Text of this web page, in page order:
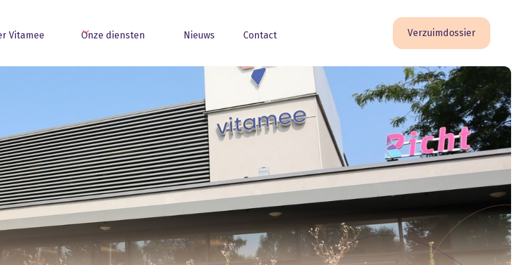
Vitamee Onze diensten Nieuws Contact Verzuimdossier